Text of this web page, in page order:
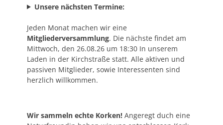
Unsere nächsten Termine:
Jeden Monat machen wir eine
Mitgliederversammlung. Die nächste findet am
Mittwoch, den 26.08.26 um 18:30 In unserem
Laden in der Kirchstraße statt. Alle aktiven und
passiven Mitglieder, sowie Interessenten sind
herzlich willkommen.
Wir sammeln echte Korken! Angeregt duch eine